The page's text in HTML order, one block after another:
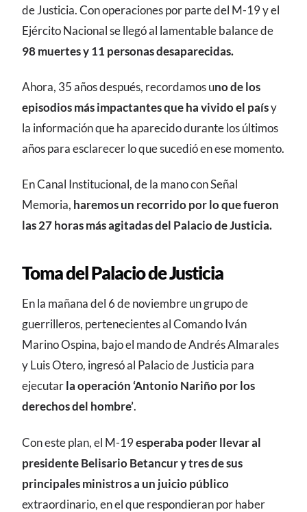
de Justicia. Con operaciones por parte del M-19 y el
Ejército Nacional se llegó al lamentable balance de
98 muertes y 11 personas desaparecidas.
Ahora, 35 años después, recordamos uno de los
episodios más impactantes que ha vivido el paísy
la información que ha aparecido durante los últimos
años para esclarecer lo que sucedió en ese momento.
En Canal Institucional, de la mano con Señal
Memoria, haremos un recorrido por lo que fueron
las 27 horas más agitadas del Palacio de Justicia.
Toma del Palacio de Justicia
En la mañana del 6 de noviembre un grupo de
guerrilleros, pertenecientes al Comando Iván
Marino Ospina, bajo el mando de Andrés Almarales
y Luis Otero, ingresó al Palacio de Justicia para
ejecutarla operación ‘Antonio Nariño por los
derechos del hombre’.
Con este plan, el M-19esperaba poder llevar al
presidente Belisario Betancur y tres de sus
principales ministros a un juicio público
extraordinario, en el que respondieran por haber